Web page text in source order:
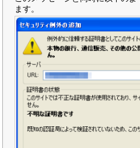
ます。